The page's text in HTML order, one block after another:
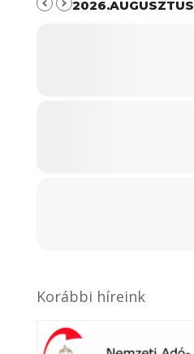
2026.AUGUSZTUS
Korábbi híreink